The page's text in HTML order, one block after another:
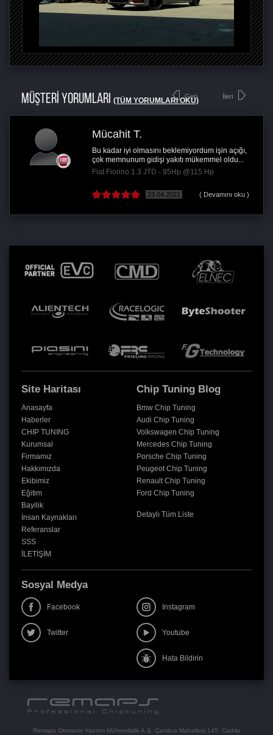
MÜŞTERİ YORUMLARI (TÜM YORUMLARI OKU)
Geri
Mücahit T.
Bu kadar iyi olmasını beklemiyordum işin açığı,
çok memnunum gidişi yakıtı mükemmel oldu...
Fiat Fiorino 1.3 JTD - 95Hp @115 Hp
23.04.2021 ( Devamını oku )
İleri
Site Haritası
Anasayfa
Haberler
CHIP TUNING
Kurumsal
Firmamız
Hakkımızda
Ekibimiz
Eğitim
Bayilik
İnsan Kaynakları
Referanslar
SSS
İLETİŞİM
Chip Tuning Blog
Bmw Chip Tuning
Audi Chip Tuning
Volkswagen Chip Tuning
Mercedes Chip Tuning
Porsche Chip Tuning
Peugeot Chip Tuning
Renault Chip Tuning
Ford Chip Tuning
Detaylı Tüm Liste
Sosyal Medya
Facebook Instagram
Twitter Youtube
Hata Bildirin
Remaps Otomotiv Yazılım Mühendislik A.Ş. Çamlıca Mahallesi 145. Cadde